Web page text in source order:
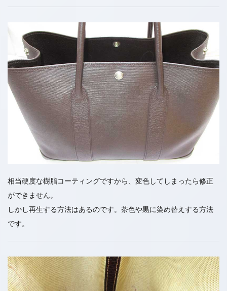
相当硬度な樹脂コーティングですから、変色してしまったら修正
ができません。
しかし再生する方法はあるのです。茶色や黒に染め替えする方法
です。